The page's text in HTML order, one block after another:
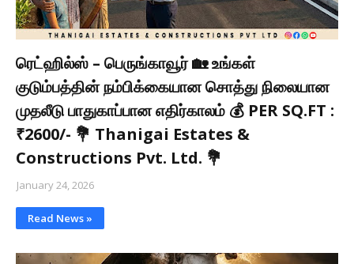
ரெட்ஹில்ஸ் – பெருங்காவூர் 🏡 உங்கள்
குடும்பத்தின் நம்பிக்கையான சொத்து நிலையான
முதலீடு பாதுகாப்பான எதிர்காலம் 💰 PER SQ.FT :
₹2600/- 💐 Thanigai Estates &
Constructions Pvt. Ltd. 💐
January 24, 2026
Read News »